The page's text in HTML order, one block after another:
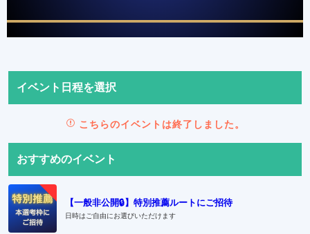
イベント日程を選択
こちらのイベントは終了しました。
おすすめのイベント
【一般非公開🔒️】特別推薦ルートにご招待
日時はご自由にお選びいただけます